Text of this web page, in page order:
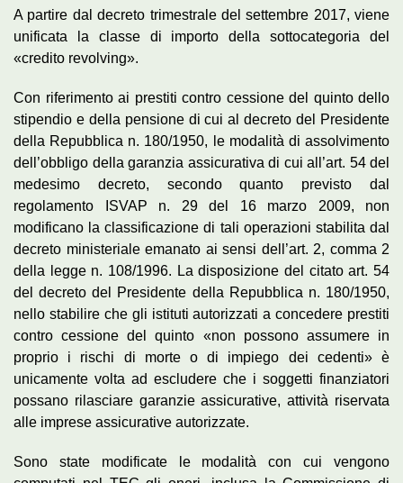
A partire dal decreto trimestrale del settembre 2017, viene
unificata la classe di importo della sottocategoria del
«credito revolving».
Con riferimento ai prestiti contro cessione del quinto dello
stipendio e della pensione di cui al decreto del Presidente
della Repubblica n. 180/1950, le modalità di assolvimento
dell’obbligo della garanzia assicurativa di cui all’art. 54 del
medesimo decreto, secondo quanto previsto dal
regolamento ISVAP n. 29 del 16 marzo 2009, non
modificano la classificazione di tali operazioni stabilita dal
decreto ministeriale emanato ai sensi dell’art. 2, comma 2
della legge n. 108/1996. La disposizione del citato art. 54
del decreto del Presidente della Repubblica n. 180/1950,
nello stabilire che gli istituti autorizzati a concedere prestiti
contro cessione del quinto «non possono assumere in
proprio i rischi di morte o di impiego dei cedenti» è
unicamente volta ad escludere che i soggetti finanziatori
possano rilasciare garanzie assicurative, attività riservata
alle imprese assicurative autorizzate.
Sono state modificate le modalità con cui vengono